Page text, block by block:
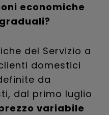
economiche
del Servizio a
domestici
da
dal primo luglio
variabile